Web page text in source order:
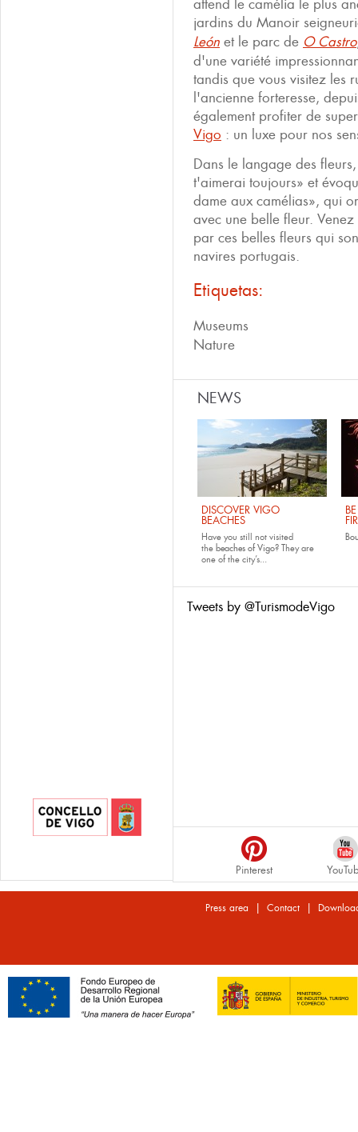
attend le camélia le plus
jardins du Manoir
León et le parc de O Castro
d'une variété
tandis que vous visitez les
l'ancienne forteresse,
également profiter de
Vigo : un luxe pour nos
Dans le langage des
t'aimerai toujours» et
dame aux camélias», qui
avec une belle fleur.
par ces belles fleurs qui
navires portugais.
Etiquetas:
Museums
Nature
NEWS
DISCOVER VIGO
BEACHES
Have you still not visited
the beaches of Vigo? They are
one of the city’s...
Tweets by @TurismodeVigo
Pinterest
Press area | Contact|